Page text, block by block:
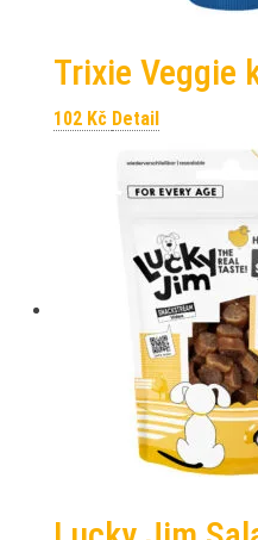
Trixie Veggie
102 Kč Detail